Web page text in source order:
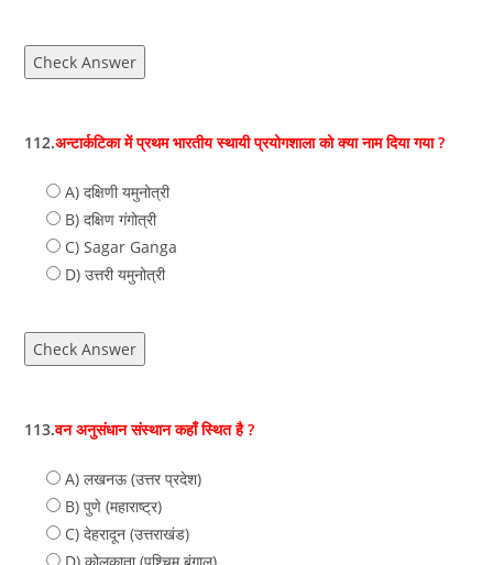
Check Answer
112.अन्टार्कटिका में प्रथम भारतीय स्थायी प्रयोगशाला को क्या नाम दिया गया ?
A) दक्षिणी यमुनोत्री
B) दक्षिण गंगोत्री
C) Sagar Ganga
D) उत्तरी यमुनोत्री
Check Answer
113.वन अनुसंधान संस्थान कहाँ स्थित है ?
A) लखनऊ (उत्तर प्रदेश)
B) पुणे (महाराष्ट्र)
C) देहरादून (उत्तराखंड)